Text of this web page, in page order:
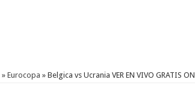
» Eurocopa » Belgica vs Ucrania VER EN VIVO GRATIS